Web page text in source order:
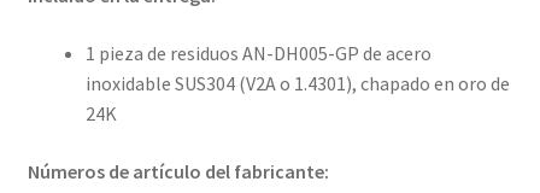
1 pieza de residuos AN-DH005-GP de acero
inoxidable SUS304 (V2A o 1.4301), chapado en oro de
24K
Números de artículo del fabricante: